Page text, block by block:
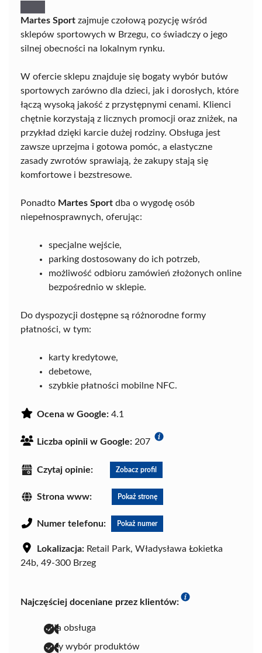
Martes Sport zajmuje czołową pozycję wśród
sklepów sportowych w Brzegu, co świadczy o jego
silnej obecności na lokalnym rynku.
W ofercie sklepu znajduje się bogaty wybór butów
sportowych zarówno dla dzieci, jak i dorosłych, które
łączą wysoką jakość z przystępnymi cenami. Klienci
chętnie korzystają z licznych promocji oraz zniżek, na
przykład dzięki karcie dużej rodziny. Obsługa jest
zawsze uprzejma i gotowa pomóc, a elastyczne
zasady zwrotów sprawiają, że zakupy stają się
komfortowe i bezstresowe.
Ponadto Martes Sport dba o wygodę osób
niepełnosprawnych, oferując:
specjalne wejście,
parking dostosowany do ich potrzeb,
możliwość odbioru zamówień złożonych online
bezpośrednio w sklepie.
Do dyspozycji dostępne są różnorodne formy
płatności, w tym:
karty kredytowe,
debetowe,
szybkie płatności mobilne NFC.
Ocena w Google: 4.1
Liczba opinii w Google: 207
Czytaj opinie: Zobacz profil
Strona www: Pokaż stronę
Numer telefonu: Pokaż numer
Lokalizacja: Retail Park, Władysława Łokietka
24b, 49-300 Brzeg
Najczęściej doceniane przez klientów:
miła obsługa
duży wybór produktów